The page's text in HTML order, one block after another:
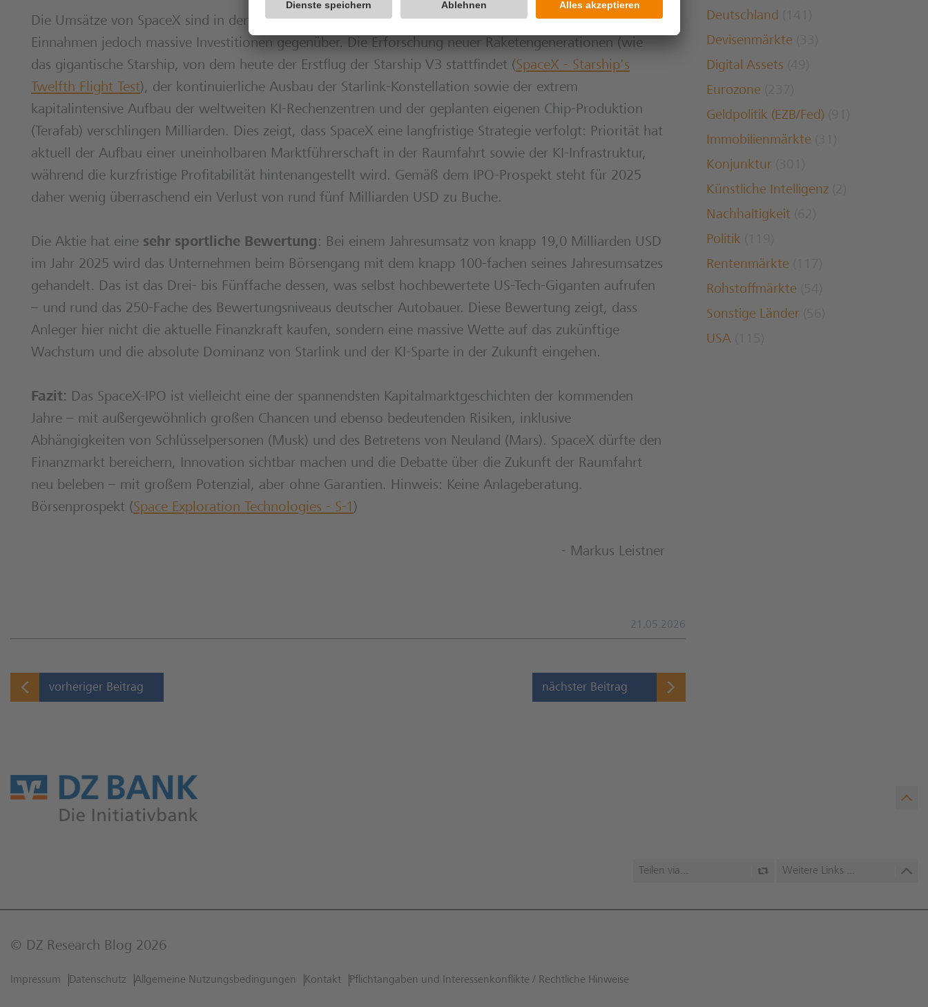
Die Umsätze von SpaceX sind in den letzten Jahren rasant gestiegen. Gleichzeitig stehen diesen
Einnahmen jedoch massive Investitionen gegenüber. Die Erforschung neuer Raketengenerationen (wie
das gigantische Starship, von dem heute der Erstflug der Starship V3 stattfindet (SpaceX - Starship's
Twelfth Flight Test), der kontinuierliche Ausbau der Starlink-Konstellation sowie der extrem
kapitalintensive Aufbau der weltweiten KI-Rechenzentren und der geplanten eigenen Chip-Produktion
(Terafab) verschlingen Milliarden. Dies zeigt, dass SpaceX eine langfristige Strategie verfolgt: Priorität hat
aktuell der Aufbau einer uneinholbaren Marktführerschaft in der Raumfahrt sowie der KI-Infrastruktur,
während die kurzfristige Profitabilität hintenangestellt wird. Gemäß dem IPO-Prospekt steht für 2025
daher wenig überraschend ein Verlust von rund fünf Milliarden USD zu Buche.
Die Aktie hat eine sehr sportliche Bewertung: Bei einem Jahresumsatz von knapp 19,0 Milliarden USD
im Jahr 2025 wird das Unternehmen beim Börsengang mit dem knapp 100-fachen seines Jahresumsatzes
gehandelt. Das ist das Drei- bis Fünffache dessen, was selbst hochbewertete US-Tech-Giganten aufrufen
– und rund das 250-Fache des Bewertungsniveaus deutscher Autobauer. Diese Bewertung zeigt, dass
Anleger hier nicht die aktuelle Finanzkraft kaufen, sondern eine massive Wette auf das zukünftige
Wachstum und die absolute Dominanz von Starlink und der KI-Sparte in der Zukunft eingehen.
Fazit: Das SpaceX-IPO ist vielleicht eine der spannendsten Kapitalmarktgeschichten der kommenden
Jahre – mit außergewöhnlich großen Chancen und ebenso bedeutenden Risiken, inklusive
Abhängigkeiten von Schlüsselpersonen (Musk) und des Betretens von Neuland (Mars). SpaceX dürfte den
Finanzmarkt bereichern, Innovation sichtbar machen und die Debatte über die Zukunft der Raumfahrt
neu beleben – mit großem Potenzial, aber ohne Garantien. Hinweis: Keine Anlageberatung.
Börsenprospekt (Space Exploration Technologies - S-1 )
- Markus Leistner
21.05.2026
vorheriger Beitrag nächster Beitrag
Deutschland
Devisenmärkte
Digital Assets
Eurozone
Geldpolitik (EZB/Fed)
Immobilienmärkte
Konjunktur
Künstliche Intelligenz
Nachhaltigkeit
Politik
Rentenmärkte
Rohstoffmärkte
Sonstige Länder
USA
Teilen via... Weitere Links ...
© DZ Research Blog 2026
Impressum Datenschutz Allgemeine Nutzungs­bedingungen Kontakt Pflichtangaben und Interessenkonflikte / Rechtliche Hinweise